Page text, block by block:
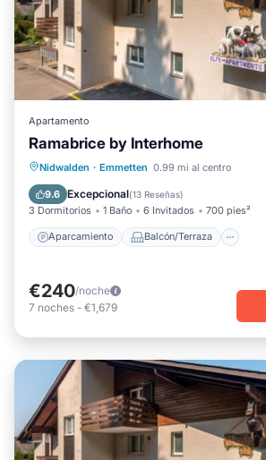
Apartamento
Ramabrice by Interhome
Nidwalden · Emmetten 0.99 mi al centro
9.6 Excepcional(13 Reseñas)
3 Dormitorios 1 Baño 6 Invitados 700 pies²
Aparcamiento Balcón/Terraza
Aparcamiento
Balcón/Terraza
Cocina
Internet
€240/noche
7 noches - €1,679